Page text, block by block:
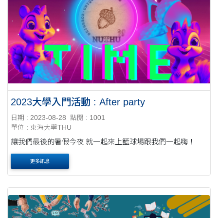
2023大學入門活動 : After party
日期 : 2023-08-28
點閱 : 1001
單位 : 東海大學THU
讓我們最後的暑假今夜 就一起來上籃球場跟我們一起嗨！
更多訊息